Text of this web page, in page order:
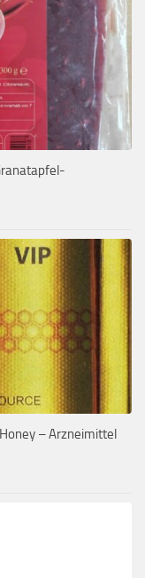
– Arzneimittel